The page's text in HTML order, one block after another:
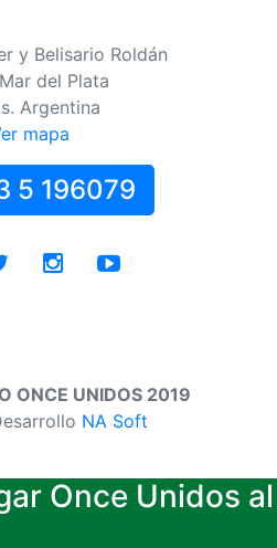
y Belisario Roldán
del Plata
Argentina
mapa
5 196079
ONCE UNIDOS 2019
NA Soft
Once Unidos al